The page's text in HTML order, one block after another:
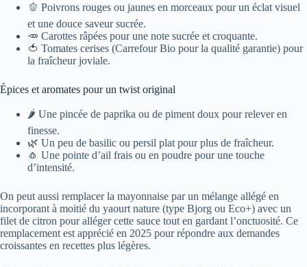
🫑 Poivrons rouges ou jaunes en morceaux pour un éclat visuel
et une douce saveur sucrée.
🥕 Carottes râpées pour une note sucrée et croquante.
🍅 Tomates cerises (Carrefour Bio pour la qualité garantie) pour
la fraîcheur joviale.
Épices et aromates pour un twist original
🌶️ Une pincée de paprika ou de piment doux pour relever en
finesse.
🌿 Un peu de basilic ou persil plat pour plus de fraîcheur.
🧄 Une pointe d’ail frais ou en poudre pour une touche
d’intensité.
On peut aussi remplacer la mayonnaise par un mélange allégé en
incorporant à moitié du yaourt nature (type Bjorg ou Eco+) avec un
filet de citron pour alléger cette sauce tout en gardant l’onctuosité. Ce
remplacement est apprécié en 2025 pour répondre aux demandes
croissantes en recettes plus légères.